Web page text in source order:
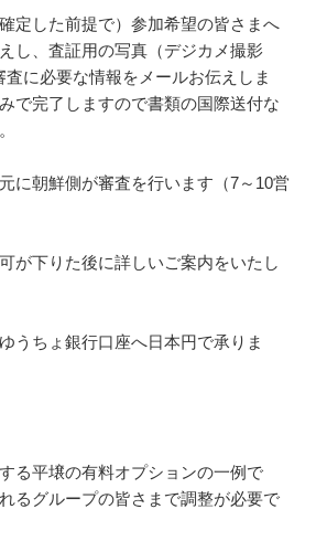
定した前提で）参加希望の皆さまへ
し、査証用の写真（デジカメ撮影
に必要な情報をメールお伝えしま
で完了しますので書類の国際送付な
に朝鮮側が審査を行います（7～10営
が下りた後に詳しいご案内をいたし
うちょ銀行口座へ日本円で承りま
る平壌の有料オプションの一例で
るグループの皆さまで調整が必要で